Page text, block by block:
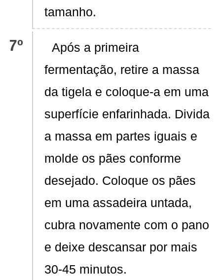
tamanho.
Após a primeira
fermentação, retire a massa
da tigela e coloque-a em uma
superfície enfarinhada. Divida
a massa em partes iguais e
molde os pães conforme
desejado. Coloque os pães
em uma assadeira untada,
cubra novamente com o pano
e deixe descansar por mais
30-45 minutos.